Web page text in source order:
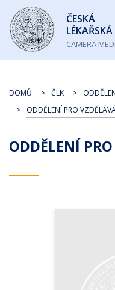
Česká
lékařská
komora
ČESKÁ
CAMERA
ODDĚLENÍ
DOMŮ ČLK
ODDĚLENÍ PRO